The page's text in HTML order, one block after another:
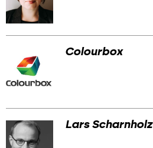
Colourbox
Lars Scharnholz